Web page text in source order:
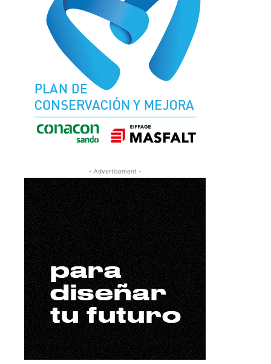
- Advertisement -